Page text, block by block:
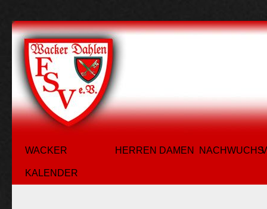
WACKER
KALENDER
HERREN DAMEN NACHWUCHS